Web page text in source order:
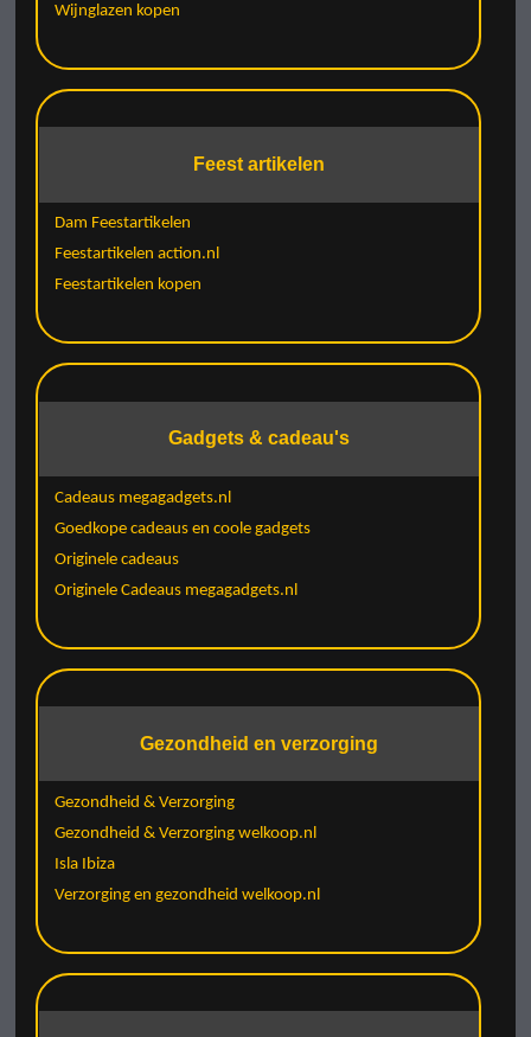
Wijnglazen kopen
Feest artikelen
Dam Feestartikelen
Feestartikelen action.nl
Feestartikelen kopen
Gadgets & cadeau's
Cadeaus megagadgets.nl
Goedkope cadeaus en coole gadgets
Originele cadeaus
Originele Cadeaus megagadgets.nl
Gezondheid en verzorging
Gezondheid & Verzorging
Gezondheid & Verzorging welkoop.nl
Isla Ibiza
Verzorging en gezondheid welkoop.nl